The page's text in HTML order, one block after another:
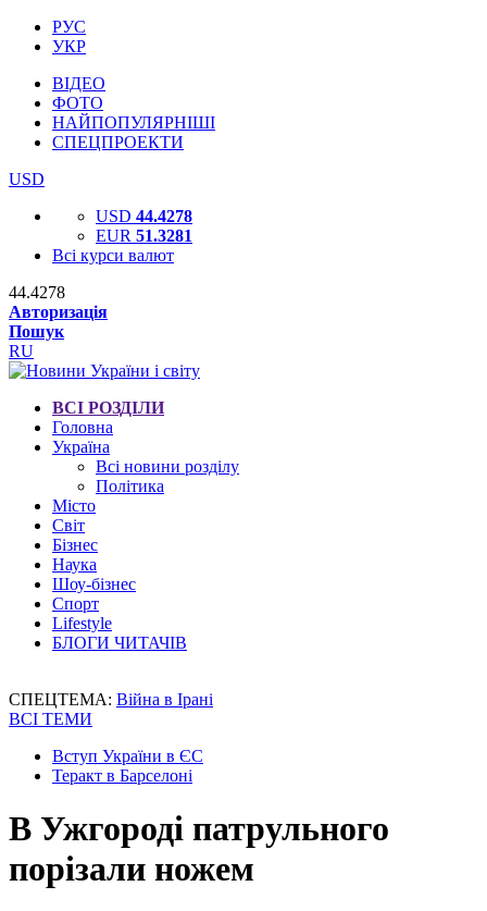
РУС
УКР
ВІДЕО
ФОТО
НАЙПОПУЛЯРНІШІ
СПЕЦПРОЕКТИ
USD
USD 44.4278
EUR 51.3281
Всі курси валют
44.4278
Авторизація
Пошук
RU
ВСІ РОЗДІЛИ
Головна
Україна
Всі новини розділу
Політика
Місто
Світ
Бізнес
Наука
Шоу-бізнес
Спорт
Lifestyle
БЛОГИ ЧИТАЧІВ
СПЕЦТЕМА: Війна в Ірані
ВСІ ТЕМИ
Вступ України в ЄС
Теракт в Барселоні
В Ужгороді патрульного
порізали ножем